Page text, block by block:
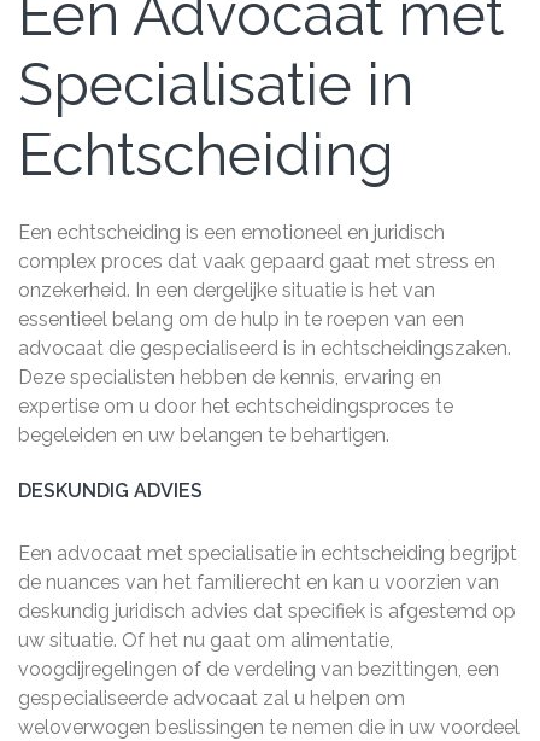
Een Advocaat met
Specialisatie in
Echtscheiding
Een echtscheiding is een emotioneel en juridisch
complex proces dat vaak gepaard gaat met stress en
onzekerheid. In een dergelijke situatie is het van
essentieel belang om de hulp in te roepen van een
advocaat die gespecialiseerd is in echtscheidingszaken.
Deze specialisten hebben de kennis, ervaring en
expertise om u door het echtscheidingsproces te
begeleiden en uw belangen te behartigen.
DESKUNDIG ADVIES
Een advocaat met specialisatie in echtscheiding begrijpt
de nuances van het familierecht en kan u voorzien van
deskundig juridisch advies dat specifiek is afgestemd op
uw situatie. Of het nu gaat om alimentatie,
voogdijregelingen of de verdeling van bezittingen, een
gespecialiseerde advocaat zal u helpen om
weloverwogen beslissingen te nemen die in uw voordeel